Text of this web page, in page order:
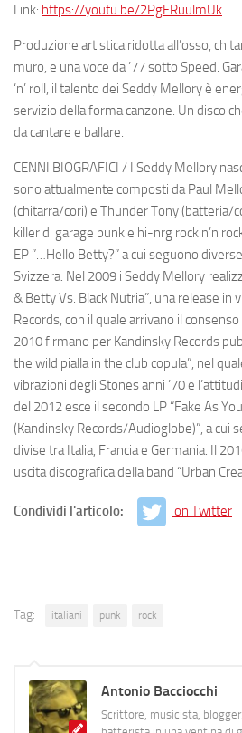
Link: https://youtu.be/2PgFRuulmUk
Produzione artistica ridotta all’osso,
muro, e una voce da ’77 sotto Speed.
‘n’ roll, il talento dei Seddy Melloryè
servizio della forma canzone. Un disco
da cantare e ballare.
CENNI BIOGRAFICI / I Seddy Mellory
sono attualmente composti daPaul
(chitarra/cori) e ThunderTony(batteria/
killer di garage punk e hi-nrg rock n’n
EP ”…Hello Betty?” a cui seguono
Svizzera. Nel 2009 i Seddy Mellory
& Betty Vs. Black Nutria”, una release in
Records, con il quale arrivano il
2010 firmano per Kandinsky Records
the wild pialla in the club copula”, nel
vibrazioni degli Stones anni ’70 e
del 2012 esce il secondo LP “Fake As
(Kandinsky Records/Audioglobe)”, a cui
divise tra Italia, Francia e Germania. Il
uscita discografica della band “Urban
Condividi l'articolo: on Twitter
Tag: italiani punk rock
Antonio Bacciocchi
Scrittore, musicista,